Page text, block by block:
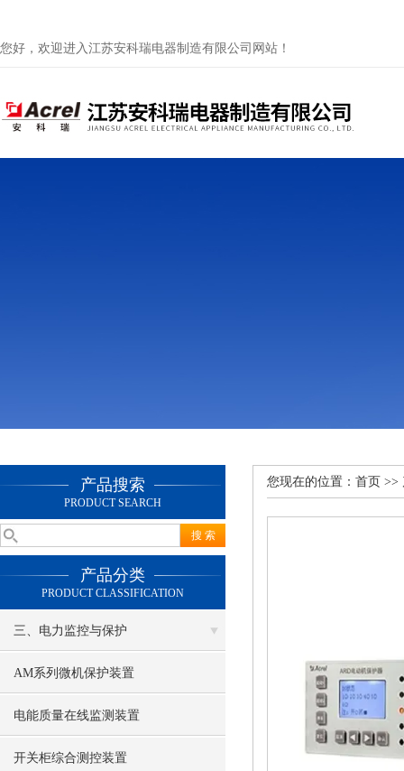
您好，欢迎进入江苏安科瑞电器制造有限公司网站！
产品搜索
PRODUCT SEARCH
产品分类
PRODUCT CLASSIFICATION
三、电力监控与保护
AM系列微机保护装置
电能质量在线监测装置
开关柜综合测控装置
您现在的位置： 首页 >>